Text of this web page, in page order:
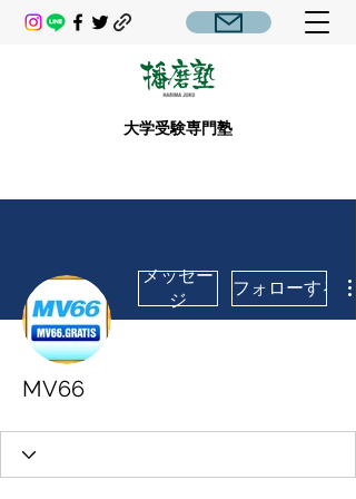
大学受験専門塾
メッセー
ジ
フォローする
MV66